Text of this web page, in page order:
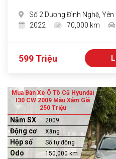
Số 2 Dương Đình Nghệ,
2022
70,000 km
599 Triệu
Mua Bán Xe Ô Tô Cũ Hyundai
I30 CW 2009 Màu Xám Giá
250 Triệu
Năm SX 2009
Động cơ Xăng
Hộp số Số tự động
Odo 150,000 km